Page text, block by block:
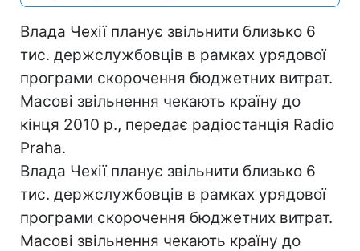
Влада Чехії планує звільнити близько 6
тис. держслужбовців в рамках урядової
програми скорочення бюджетних витрат.
Масові звільнення чекають країну до
кінця 2010 р., передає радіостанція Radio
Praha.
Влада Чехії планує звільнити близько 6
тис. держслужбовців в рамках урядової
програми скорочення бюджетних витрат.
Масові звільнення чекають країну до